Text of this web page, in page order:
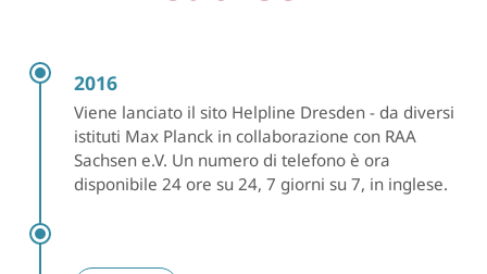
2016
Viene lanciato il sito Helpline Dresden - da diversi
istituti Max Planck in collaborazione con RAA
Sachsen e.V. Un numero di telefono è ora
disponibile 24 ore su 24, 7 giorni su 7, in inglese.